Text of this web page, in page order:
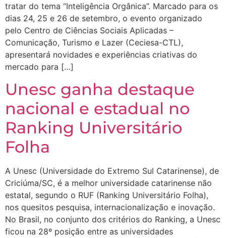
tratar do tema “Inteligência Orgânica”. Marcado para os
dias 24, 25 e 26 de setembro, o evento organizado
pelo Centro de Ciências Sociais Aplicadas –
Comunicação, Turismo e Lazer (Ceciesa-CTL),
apresentará novidades e experiências criativas do
mercado para […]
Unesc ganha destaque
nacional e estadual no
Ranking Universitário
Folha
A Unesc (Universidade do Extremo Sul Catarinense), de
Criciúma/SC, é a melhor universidade catarinense não
estatal, segundo o RUF (Ranking Universitário Folha),
nos quesitos pesquisa, internacionalização e inovação.
No Brasil, no conjunto dos critérios do Ranking, a Unesc
ficou na 28º posição entre as universidades